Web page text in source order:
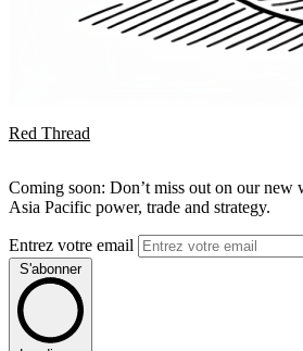
Red Thread
Coming soon: Don’t miss out on our
Asia Pacific power, trade and strategy.
Entrez votre email
S'abonner